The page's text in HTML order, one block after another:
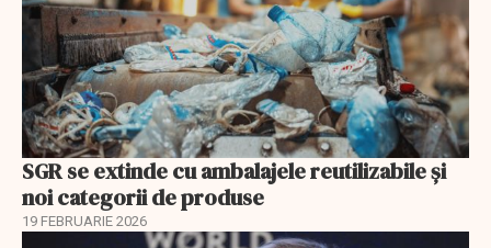
SGR se extinde cu ambalajele reutilizabile și
noi categorii de produse
19 FEBRUARIE 2026